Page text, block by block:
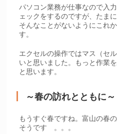
パソコン業務が仕事なので入
ェックをするのですが、たま
そんなことがないようにこれ
す。
エクセルの操作ではマス（セ
いと思いました。もっと作業
と思います。
～春の訪れとともに～
もうすぐ春ですね。富山の春
そうです 。。。